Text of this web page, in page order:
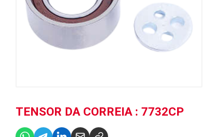
TENSOR DA CORREIA : 7732CP